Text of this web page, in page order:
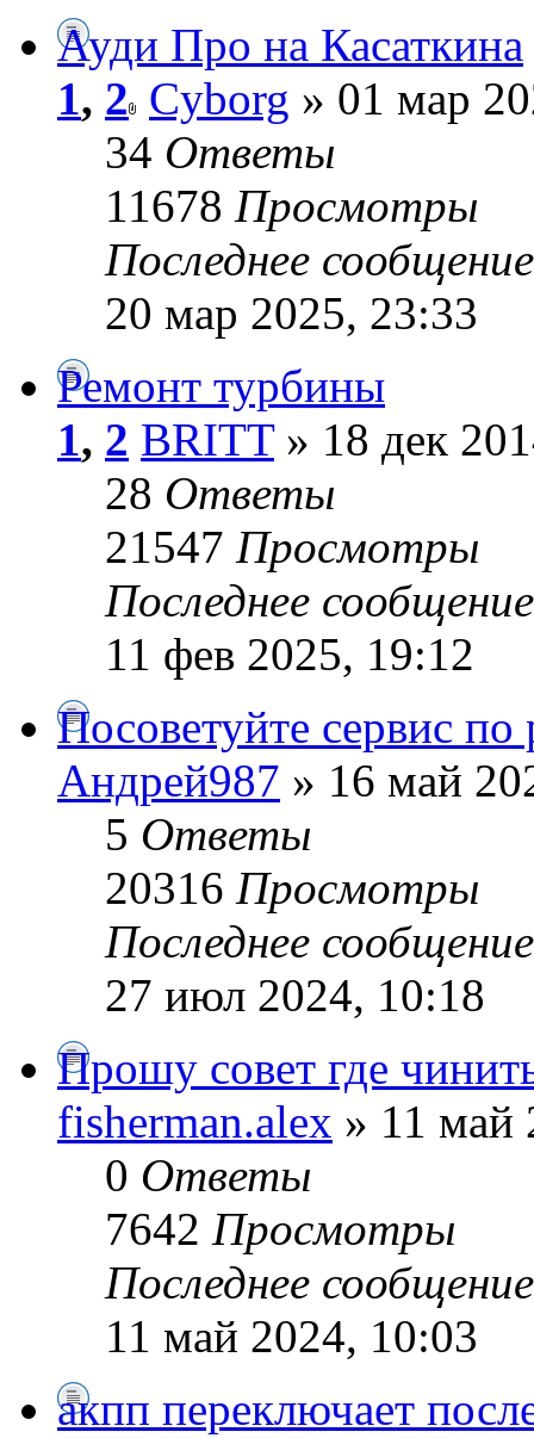
Ауди Про на Касаткина
1, 2 Cyborg » 01 мар
34 Ответы
11678 Просмотры
Последнее
20 мар 2025, 23:33
Ремонт турбины
1, 2 BRITT» 18 дек
28 Ответы
21547 Просмотры
Последнее
11 фев 2025, 19:12
Посоветуйте сервис
Андрей987 » 16 май
5 Ответы
20316 Просмотры
Последнее
27 июл 2024, 10:18
Прошу совет где
fisherman.alex » 11 май
0 Ответы
7642 Просмотры
Последнее
11 май 2024, 10:03
акпп переключает